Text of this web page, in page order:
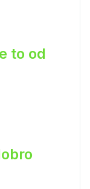
to od